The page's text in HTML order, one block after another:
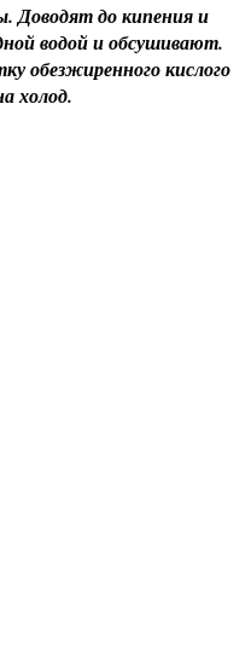
Доводят до кипения и
водой и обсушивают.
обезжиренного кислого
холод.